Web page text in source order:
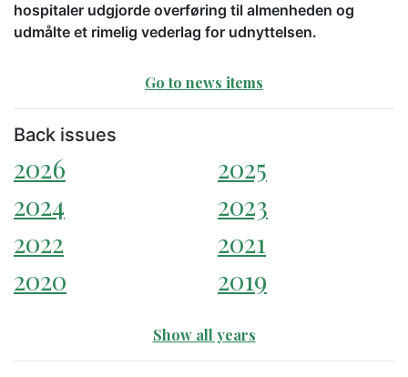
hospitaler udgjorde overføring til almenheden og
udmålte et rimelig vederlag for udnyttelsen.
Go to news items
Back issues
2026
2025
2024
2023
2022
2021
2020
2019
Show all years